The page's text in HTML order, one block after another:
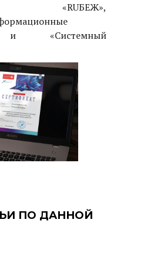
«RUБЕЖ»,
и «Системный
ПО ДАННОЙ